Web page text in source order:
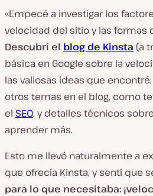
«Empecé a investigar los
velocidad del sitio y las formas
Descubrí el blog de Kinsta (a
básica en Google sobre la
las valiosas ideas que
otros temas en el blog, como
el SEO, y detalles técnicos
aprender más.
Esto me llevó naturalmente a
que ofrecía Kinsta, y sentí que
para lo que necesitaba: